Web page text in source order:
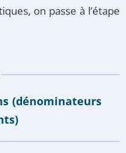
on passe à l’étape
(dénominateurs